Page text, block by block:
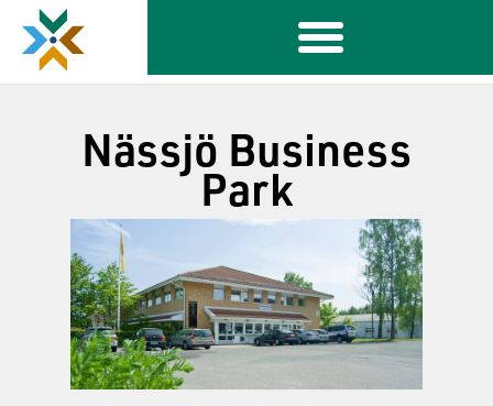
Nässjö Business
Park